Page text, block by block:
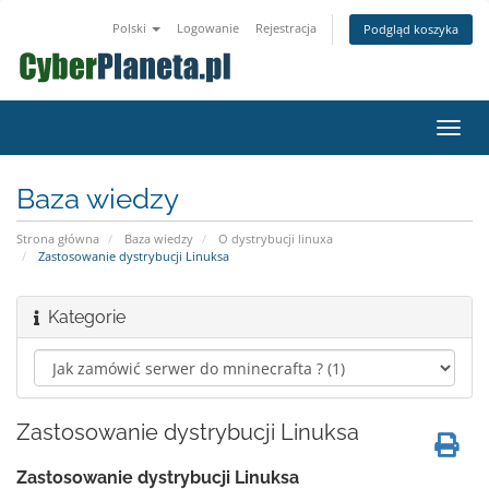
Polski Logowanie Rejestracja Podgląd koszyka
Baza wiedzy
Strona główna Baza wiedzy
O dystrybucji linuxa
Zastosowanie dystrybucji Linuksa
Kategorie
Zastosowanie dystrybucji Linuksa
Zastosowanie dystrybucji Linuksa